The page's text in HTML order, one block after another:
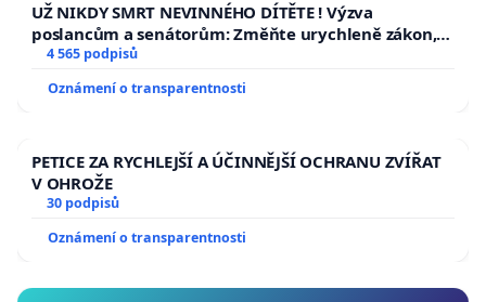
UŽ NIKDY SMRT NEVINNÉHO DÍTĚTE ! Výzva
poslancům a senátorům: Změňte urychleně zákon,
aby se tragédie malé Viktorky už nemohla opakovat!
4 565 podpisů
Oznámení o transparentnosti
PETICE ZA RYCHLEJŠÍ A ÚČINNĚJŠÍ OCHRANU ZVÍŘAT
V OHROŽE
30 podpisů
Oznámení o transparentnosti